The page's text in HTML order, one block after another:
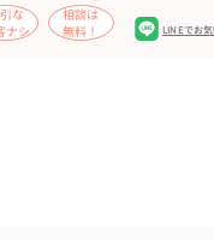
ります！
伝えし滑り出してもら
ご検討をお勧めします！
な
ナシ
相談は
無料！
LINEでお